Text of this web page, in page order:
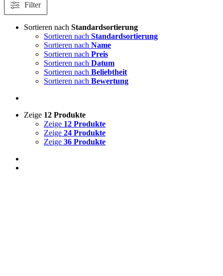
Filter
Sortieren nach Standardsortierung
Sortieren nach Standardsortierung
Sortieren nach Name
Sortieren nach Preis
Sortieren nach Datum
Sortieren nach Beliebtheit
Sortieren nach Bewertung
Zeige 12 Produkte
Zeige 12 Produkte
Zeige 24 Produkte
Zeige 36 Produkte